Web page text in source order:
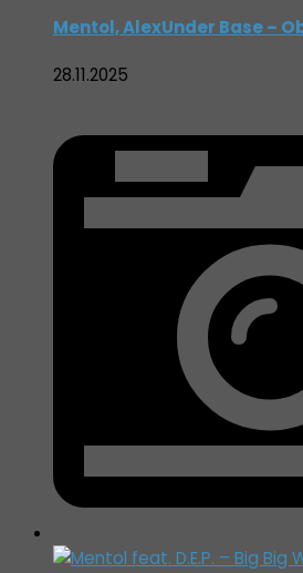
Mentol, AlexUnder Base –
28.11.2025